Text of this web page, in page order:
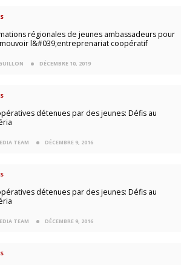
régionales de jeunes ambassadeurs pour
l&#039;entreprenariat coopératif
DÉCEMBRE 10, 2019
détenues par des jeunes: Défis au
TEAM DÉCEMBRE 9, 2016
détenues par des jeunes: Défis au
TEAM DÉCEMBRE 9, 2016